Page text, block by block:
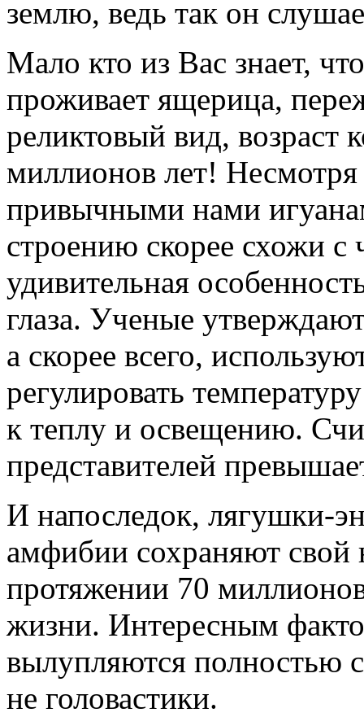
землю, ведь так он
Мало кто из Вас знает,
проживает ящерица,
реликтовый вид, возраст
миллионов лет! Несмотря
привычными нами
строению скорее схожи
удивительная
глаза. Ученые
а скорее всего,
регулировать
к теплу и освещению.
представителей
И напоследок, лягушки-
амфибии сохраняют
протяжении 70
жизни. Интересным
вылупляются полностью
не головастики.